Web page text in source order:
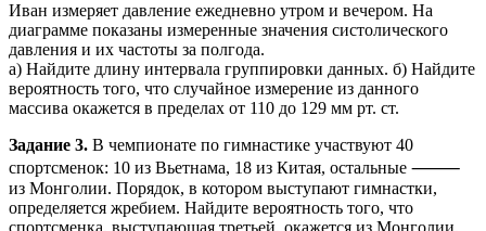
Иван измеряет давление ежедневно утром и вечером. На
диаграмме показаны измеренные значения систолического
давления и их частоты за полгода.
а) Найдите длину интервала группировки данных. б) Найдите
вероятность того, что случайное измерение из данного
массива окажется в пределах от 110 до 129 мм рт. ст.
Задание 3. В чемпионате по гимнастике участвуют 40
спортсменок: 10 из Вьетнама, 18 из Китая, остальные ⸻
из Монголии. Порядок, в котором выступают гимнастки,
определяется жребием. Найдите вероятность того, что